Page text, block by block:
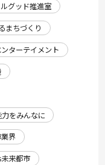
グッド推進室
まちづくり
ターテイメント
をみんなに
界
来都市